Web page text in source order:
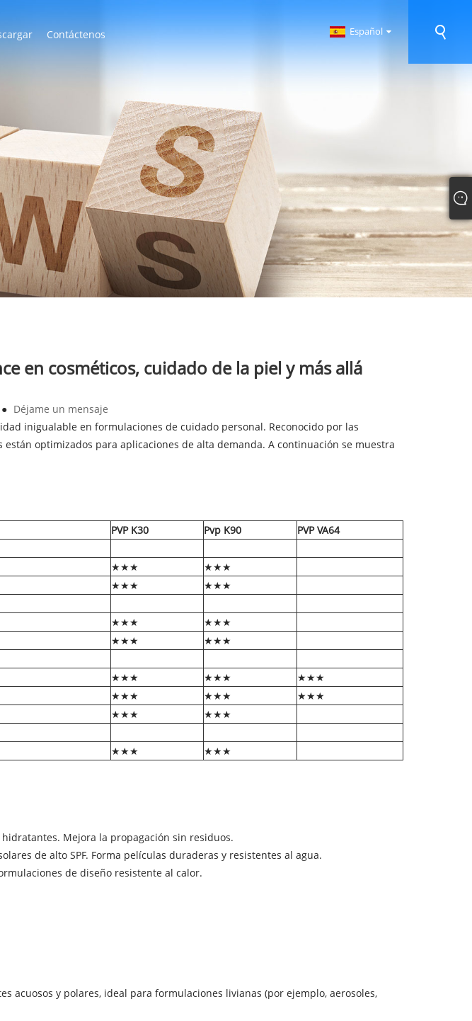
Contáctenos Español
en cosméticos, cuidado de la piel y más allá
● Déjame un mensaje
inigualable en formulaciones de cuidado personal. Reconocido por las
optimizados para aplicaciones de alta demanda. A continuación se muestra
PVP K30 Pvp K90
PVP VA64
★★★
★★★
★★★
★★★
★★★
★★★
★★★
★★★
★★★ ★★★
★★★
★★★ ★★★
★★★
★★★
★★★
★★★ ★★★
Mejora la propagación sin residuos.
de alto SPF. Forma películas duraderas y resistentes al agua.
de diseño resistente al calor.
acuosos y polares, ideal para formulaciones livianas (por ejemplo, aerosoles,